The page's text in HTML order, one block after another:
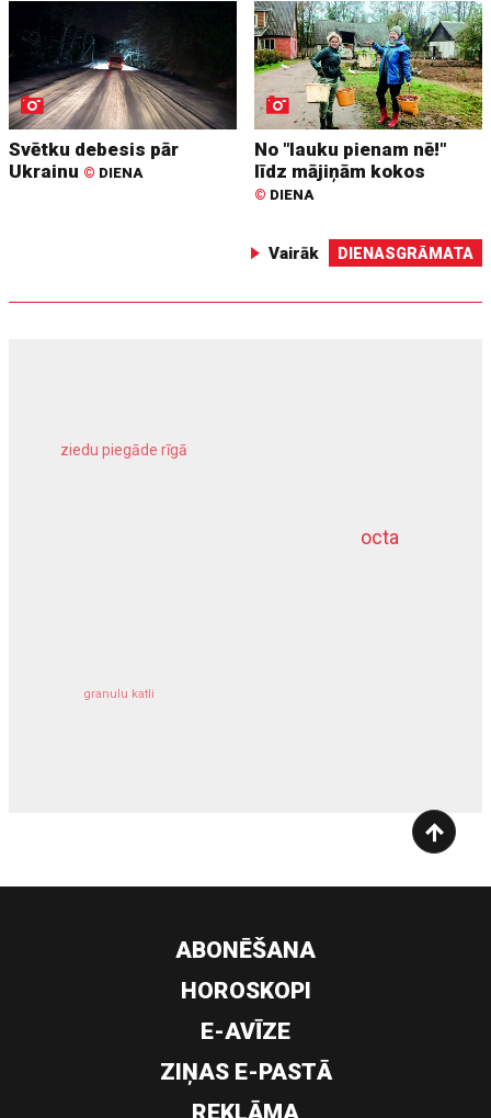
Svētku debesis pār
Ukrainu © DIENA
No "lauku pienam nē!"
līdz mājiņām kokos
© DIENA
Vairāk DIENASGRĀMATA
octa
ziedu piegāde rīgā
granulu katli
dziļurbums
ABONĒŠANA
HOROSKOPI
E-AVĪZE
ZIŅAS E-PASTĀ
REKLĀMA